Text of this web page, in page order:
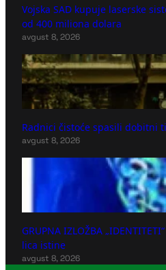
Vojska SAD kupuje laserske
od 400 miliona dolara
avgust 8, 2026
Radnici čistoće spasili dobitni
avgust 8, 2026
GRUPNA IZLOŽBA
lica istine
avgust 8, 2026